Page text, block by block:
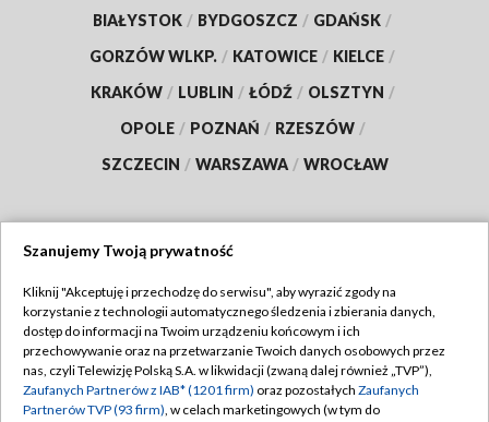
BIAŁYSTOK / BYDGOSZCZ / GDAŃSK /
GORZÓW WLKP. / KATOWICE / KIELCE /
KRAKÓW / LUBLIN / ŁÓDŹ / OLSZTYN /
OPOLE / POZNAŃ / RZESZÓW /
SZCZECIN / WARSZAWA / WROCŁAW
TVP
Abonament TVP
Emisja w TVP
Regulamin TVP
Polityka prywatności
Szanujemy Twoją prywatność
Kliknij "Akceptuję i przechodzę do serwisu", aby wyrazić zgody na
korzystanie z technologii automatycznego śledzenia i zbierania danych,
dostęp do informacji na Twoim urządzeniu końcowym i ich
przechowywanie oraz na przetwarzanie Twoich danych osobowych przez
nas, czyli Telewizję Polską S.A. w likwidacji (zwaną dalej również „TVP”),
Zaufanych Partnerów z IAB* (1201 firm) oraz pozostałych Zaufanych
Partnerów TVP (93 firm), w celach marketingowych (w tym do